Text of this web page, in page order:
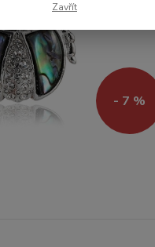
- 7 %
Zavřít